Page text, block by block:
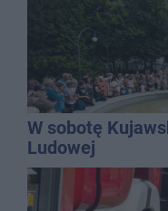
W sobotę
Ludowej